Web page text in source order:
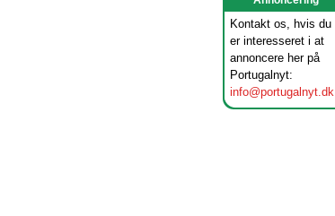
Kontakt os, hvis du
er interesseret i at
annoncere her på
Portugalnyt:
info@portugalnyt.dk